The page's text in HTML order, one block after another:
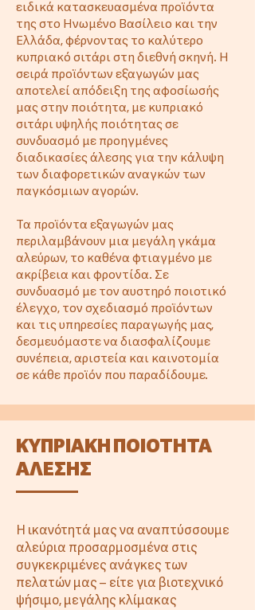
ειδικά κατασκευασμένα προϊόντα
της στο Ηνωμένο Βασίλειο και την
Ελλάδα, φέρνοντας το καλύτερο
κυπριακό σιτάρι στη διεθνή σκηνή. Η
σειρά προϊόντων εξαγωγών μας
αποτελεί απόδειξη της αφοσίωσής
μας στην ποιότητα, με κυπριακό
σιτάρι υψηλής ποιότητας σε
συνδυασμό με προηγμένες
διαδικασίες άλεσης για την κάλυψη
των διαφορετικών αναγκών των
παγκόσμιων αγορών.
Τα προϊόντα εξαγωγών μας
περιλαμβάνουν μια μεγάλη γκάμα
αλεύρων, το καθένα φτιαγμένο με
ακρίβεια και φροντίδα. Σε
συνδυασμό με τον αυστηρό ποιοτικό
έλεγχο, τον σχεδιασμό προϊόντων
και τις υπηρεσίες παραγωγής μας,
δεσμευόμαστε να διασφαλίζουμε
συνέπεια, αριστεία και καινοτομία
σε κάθε προϊόν που παραδίδουμε.
ΚΥΠΡΙΑΚΗ ΠΟΙΟΤΗΤΑ
ΑΛΕΣΗΣ
Η ικανότητά μας να αναπτύσσουμε
αλεύρια προσαρμοσμένα στις
συγκεκριμένες ανάγκες των
πελατών μας – είτε για βιοτεχνικό
ψήσιμο, μεγάλης κλίμακας